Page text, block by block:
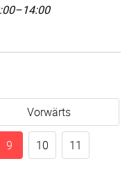
Vorwärts
9 10 11